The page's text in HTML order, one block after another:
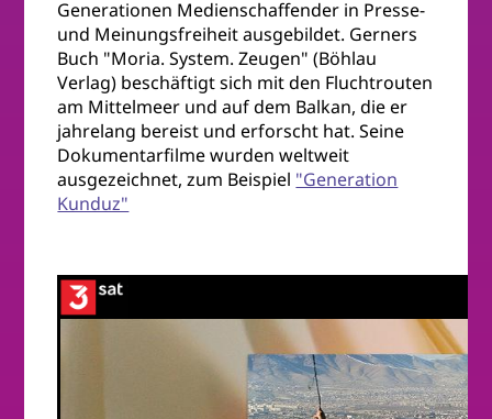
Generationen Medienschaffender in Presse-
und Meinungsfreiheit ausgebildet. Gerners
Buch "Moria. System. Zeugen" (Böhlau
Verlag) beschäftigt sich mit den Fluchtrouten
am Mittelmeer und auf dem Balkan, die er
jahrelang bereist und erforscht hat. Seine
Dokumentarfilme wurden weltweit
ausgezeichnet, zum Beispiel "Generation
Kunduz"